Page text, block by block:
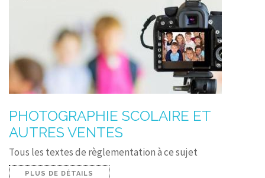
PHOTOGRAPHIE SCOLAIRE ET
AUTRES VENTES
Tous les textes de règlementation à ce sujet
PLUS DE DÉTAILS